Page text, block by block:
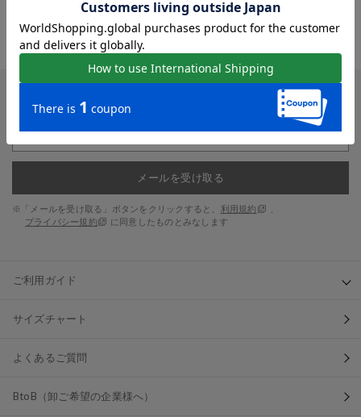
新入荷やセール情報をいちはやくお届けします。
メールを受け取る
※「メールを受け取る」ボタンをクリックすると、 利用規約
プライバシー規約
に同意したものとみなします
ご利用ガイド
サイズチャート
よくあるご質問
BtoB（卸ご希望の企業様へ）